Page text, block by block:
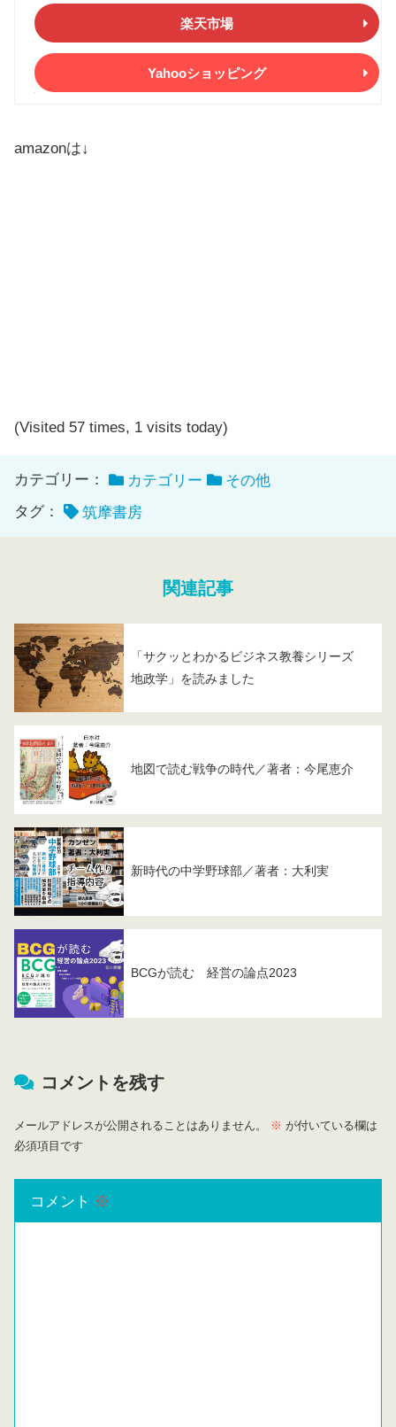
楽天市場
Yahooショッピング
amazonは↓
(Visited 57 times, 1 visits today)
カテゴリー： カテゴリー
その他
タグ：
筑摩書房
関連記事
「サクッとわかるビジネス教養シリーズ
地政学」を読みました
地図で読む戦争の時代／著者：今尾恵介
新時代の中学野球部／著者：大利実
BCGが読む 経営の論点2023
コメントを残す
メールアドレスが公開されることはありません。 ※ が付いている欄は
必須項目です
コメント ※